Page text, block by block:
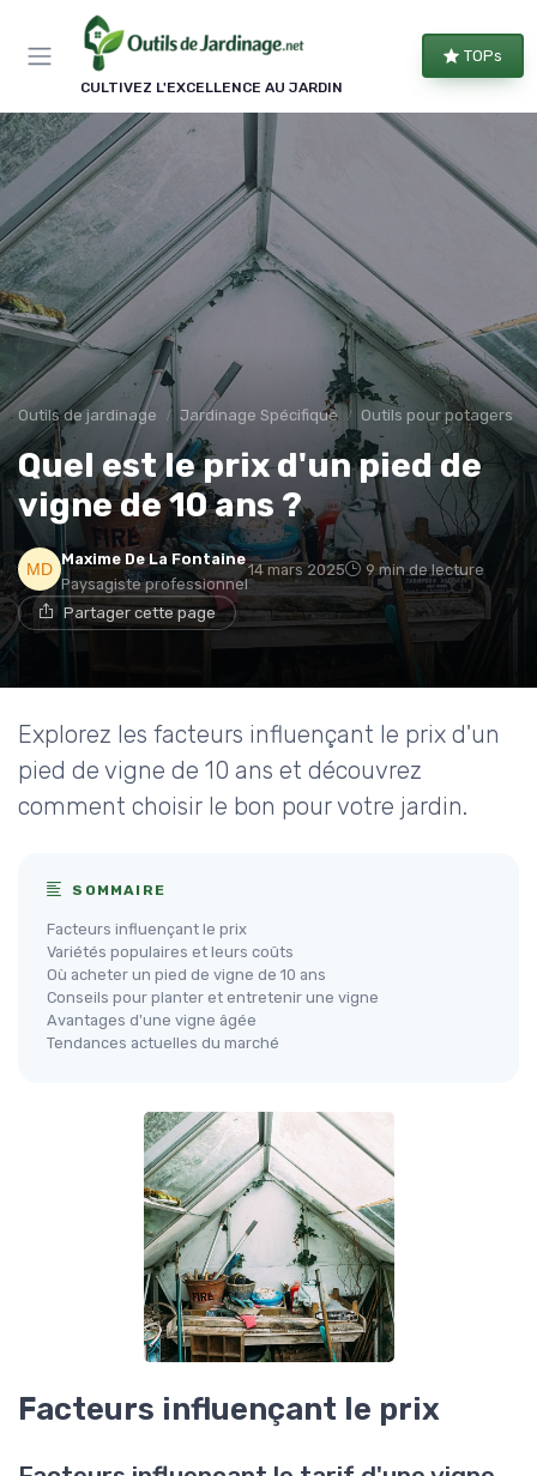
CULTIVEZ L'EXCELLENCE AU JARDIN
TOPs
Outils de jardinage Jardinage Spécifique Outils pour potagers
Quel est le prix d'un pied de
vigne de 10 ans ?
Maxime De La Fontaine
Paysagiste professionnel
14 mars 2025 9 min de lecture
Partager cette page
Explorez les facteurs influençant le prix d'un
pied de vigne de 10 ans et découvrez
comment choisir le bon pour votre jardin.
SOMMAIRE
Facteurs influençant le prix
Variétés populaires et leurs coûts
Où acheter un pied de vigne de 10 ans
Conseils pour planter et entretenir une vigne
Avantages d'une vigne âgée
Tendances actuelles du marché
Facteurs influençant le prix
Panneau de gestion des cookies